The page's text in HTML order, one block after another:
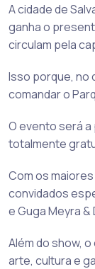
A cidade de
ganha o
circulam pela
Isso porque, no
comandar o
O evento será
totalmente
Com os
convidados
e Guga Meyra &
Além do show,
arte, cultura e